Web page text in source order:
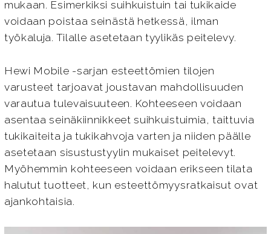
mukaan. Esimerkiksi suihkuistuin tai tukikaide
voidaan poistaa seinästä hetkessä, ilman
työkaluja. Tilalle asetetaan tyylikäs peitelevy.
Hewi Mobile -sarjan esteettömien tilojen
varusteet tarjoavat joustavan mahdollisuuden
varautua tulevaisuuteen. Kohteeseen voidaan
asentaa seinäkiinnikkeet suihkuistuimia, taittuvia
tukikaiteita ja tukikahvoja varten ja niiden päälle
asetetaan sisustustyylin mukaiset peitelevyt.
Myöhemmin kohteeseen voidaan erikseen tilata
halutut tuotteet, kun esteettömyysratkaisut ovat
ajankohtaisia.